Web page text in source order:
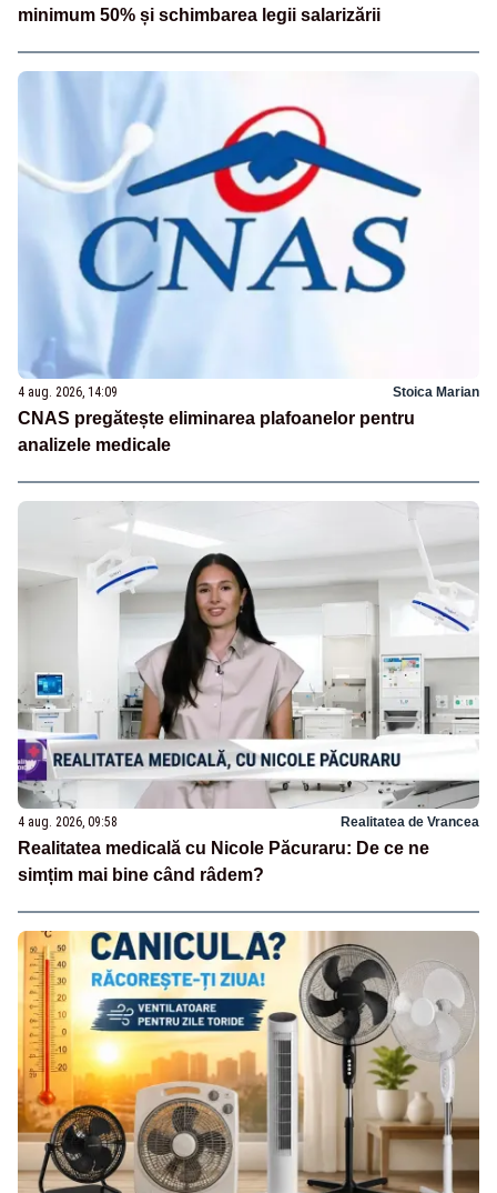
minimum 50% și schimbarea legii salarizării
4 aug. 2026, 14:09 Stoica Marian
CNAS pregătește eliminarea plafoanelor pentru
analizele medicale
4 aug. 2026, 09:58 Realitatea de Vrancea
Realitatea medicală cu Nicole Păcuraru: De ce ne
simțim mai bine când râdem?